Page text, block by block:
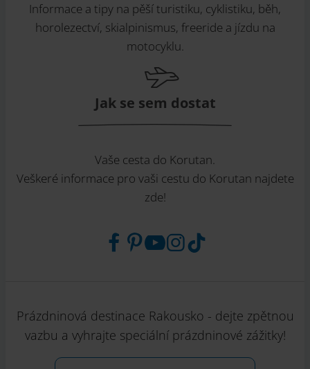
Informace a tipy na pěší turistiku, cyklistiku, běh,
horolezectví, skialpinismus, freeride a jízdu na
motocyklu.
Jak se sem dostat
Vaše cesta do Korutan.
Veškeré informace pro vaši cestu do Korutan najdete
zde!
Prázdninová destinace Rakousko - dejte zpětnou
vazbu a vyhrajte speciální prázdninové zážitky!